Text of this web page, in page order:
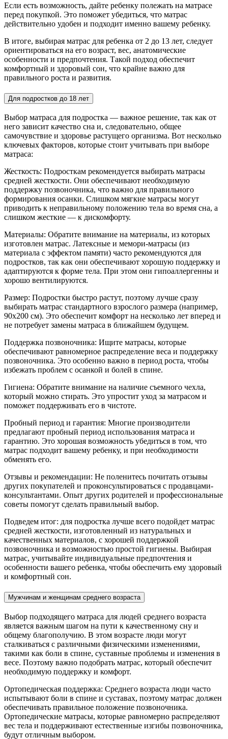
Если есть возможность, дайте ребенку полежать на матрасе
перед покупкой. Это поможет убедиться, что матрас
действительно удобен и подходит именно вашему ребенку.
В итоге, выбирая матрас для ребенка от 2 до 13 лет, следует
ориентироваться на его возраст, вес, анатомические
особенности и предпочтения. Такой подход обеспечит
комфортный и здоровый сон, что крайне важно для
правильного роста и развития.
Для подростков до 18 лет
Выбор матраса для подростка — важное решение, так как от
него зависит качество сна и, следовательно, общее
самочувствие и здоровье растущего организма. Вот несколько
ключевых факторов, которые стоит учитывать при выборе
матраса:
Жесткость: Подросткам рекомендуется выбирать матрасы
средней жесткости. Они обеспечивают необходимую
поддержку позвоночника, что важно для правильного
формирования осанки. Слишком мягкие матрасы могут
приводить к неправильному положению тела во время сна, а
слишком жесткие — к дискомфорту.
Материалы: Обратите внимание на материалы, из которых
изготовлен матрас. Латексные и мемори-матрасы (из
материала с эффектом памяти) часто рекомендуются для
подростков, так как они обеспечивают хорошую поддержку и
адаптируются к форме тела. При этом они гипоаллергенны и
хорошо вентилируются.
Размер: Подростки быстро растут, поэтому лучше сразу
выбирать матрас стандартного взрослого размера (например,
90x200 см). Это обеспечит комфорт на несколько лет вперед и
не потребует замены матраса в ближайшем будущем.
Поддержка позвоночника: Ищите матрасы, которые
обеспечивают равномерное распределение веса и поддержку
позвоночника. Это особенно важно в период роста, чтобы
избежать проблем с осанкой и болей в спине.
Гигиена: Обратите внимание на наличие съемного чехла,
который можно стирать. Это упростит уход за матрасом и
поможет поддерживать его в чистоте.
Пробный период и гарантия: Многие производители
предлагают пробный период использования матраса и
гарантию. Это хорошая возможность убедиться в том, что
матрас подходит вашему ребенку, и при необходимости
обменять его.
Отзывы и рекомендации: Не поленитесь почитать отзывы
других покупателей и проконсультироваться с продавцами-
консультантами. Опыт других родителей и профессиональные
советы помогут сделать правильный выбор.
Подведем итог: для подростка лучше всего подойдет матрас
средней жесткости, изготовленный из натуральных и
качественных материалов, с хорошей поддержкой
позвоночника и возможностью простой гигиены. Выбирая
матрас, учитывайте индивидуальные предпочтения и
особенности вашего ребенка, чтобы обеспечить ему здоровый
и комфортный сон.
Мужчинам и женщинам среднего возраста
Выбор подходящего матраса для людей среднего возраста
является важным шагом на пути к качественному сну и
общему благополучию. В этом возрасте люди могут
сталкиваться с различными физическими изменениями,
такими как боли в спине, суставные проблемы и изменения в
весе. Поэтому важно подобрать матрас, который обеспечит
необходимую поддержку и комфорт.
Ортопедическая поддержка: Среднего возраста люди часто
испытывают боли в спине и суставах, поэтому матрас должен
обеспечивать правильное положение позвоночника.
Ортопедические матрасы, которые равномерно распределяют
вес тела и поддерживают естественные изгибы позвоночника,
будут отличным выбором.